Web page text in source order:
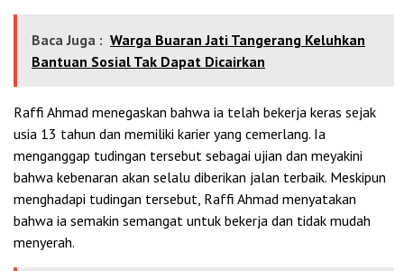
Baca Juga : Warga Buaran Jati Tangerang Keluhkan
Bantuan Sosial Tak Dapat Dicairkan
Raffi Ahmad menegaskan bahwa ia telah bekerja keras sejak
usia 13 tahun dan memiliki karier yang cemerlang. Ia
menganggap tudingan tersebut sebagai ujian dan meyakini
bahwa kebenaran akan selalu diberikan jalan terbaik. Meskipun
menghadapi tudingan tersebut, Raffi Ahmad menyatakan
bahwa ia semakin semangat untuk bekerja dan tidak mudah
menyerah.